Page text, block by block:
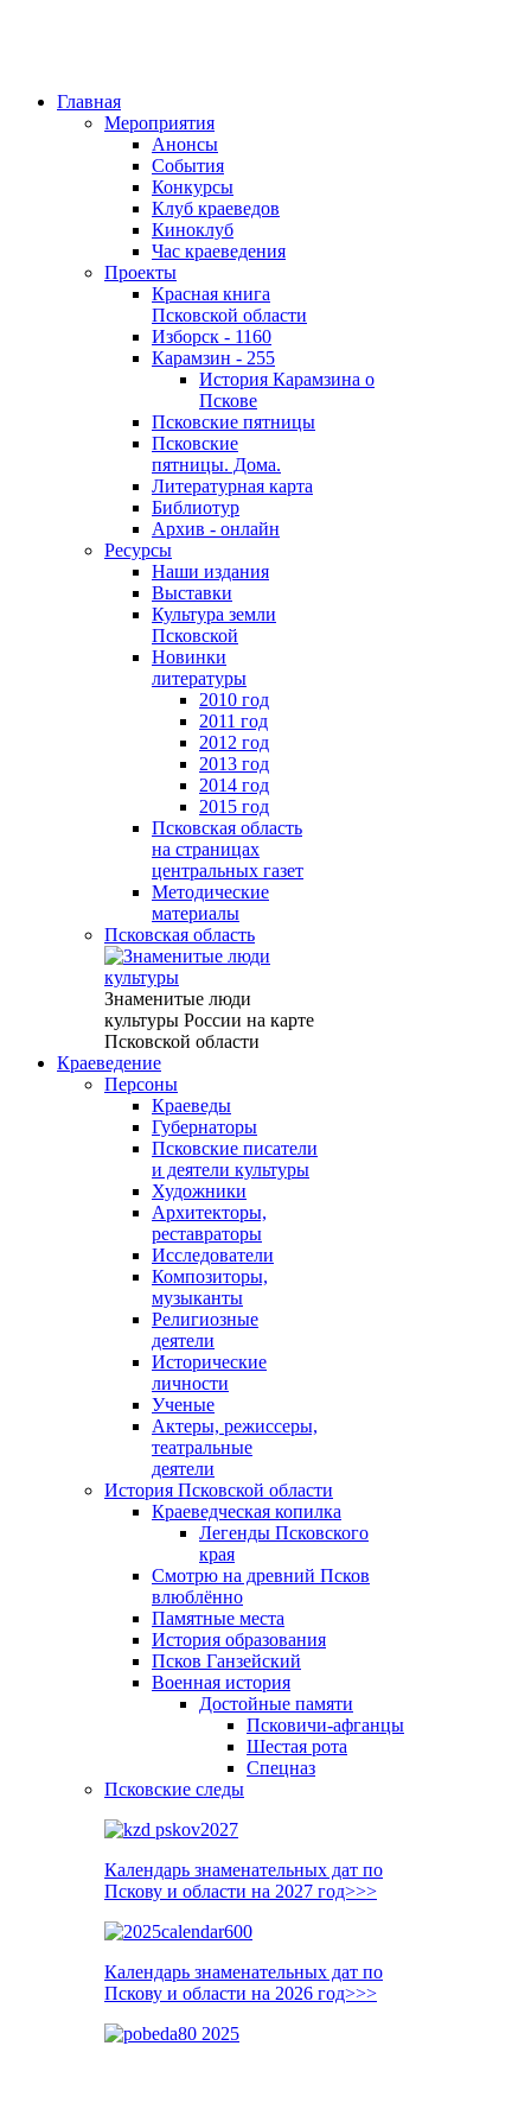
Главная
Мероприятия
Анонсы
События
Конкурсы
Клуб краеведов
Киноклуб
Час краеведения
Проекты
Красная книга
Псковской области
Изборск - 1160
Карамзин - 255
История Карамзина о
Пскове
Псковские пятницы
Псковские
пятницы. Дома.
Литературная карта
Библиотур
Архив - онлайн
Ресурсы
Наши издания
Выставки
Культура земли
Псковской
Новинки
литературы
2010 год
2011 год
2012 год
2013 год
2014 год
2015 год
Псковская область
на страницах
центральных газет
Методические
материалы
Псковская область
Знаменитые люди
культуры России на карте
Псковской области
Краеведение
Персоны
Краеведы
Губернаторы
Псковские писатели
и деятели культуры
Художники
Архитекторы,
реставраторы
Исследователи
Композиторы,
музыканты
Религиозные
деятели
Исторические
личности
Ученые
Актеры, режиссеры,
театральные
деятели
История Псковской области
Краеведческая копилка
Легенды Псковского
края
Смотрю на древний Псков
влюблённо
Памятные места
История образования
Псков Ганзейский
Военная история
Достойные памяти
Псковичи-афганцы
Шестая рота
Спецназ
Псковские следы
Календарь знаменательных дат по
Пскову и области на 2027 год>>>
Календарь знаменательных дат по
Пскову и области на 2026 год>>>